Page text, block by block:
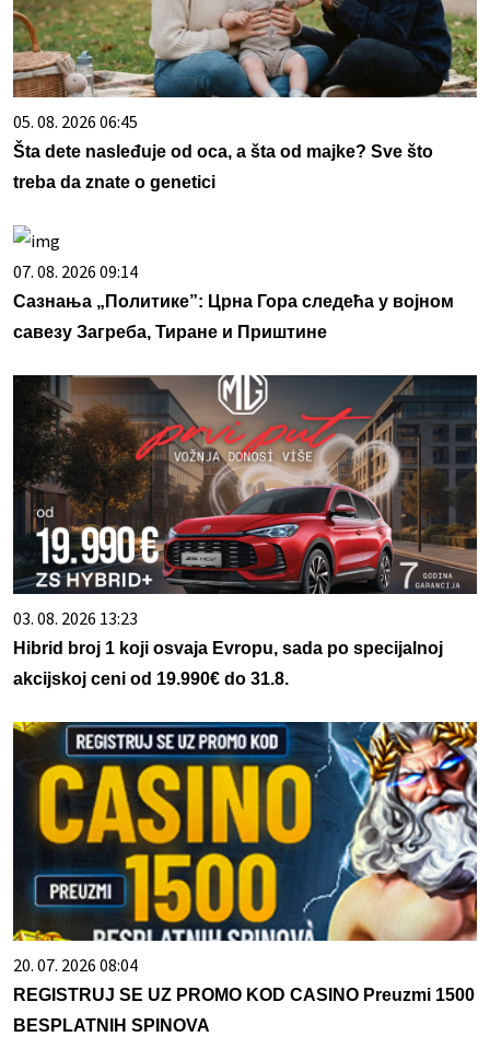
05. 08. 2026 06:45
Šta dete nasleđuje od oca, a šta od majke? Sve što
treba da znate o genetici
07. 08. 2026 09:14
Сазнања „Политике”: Црна Гора следећа у војном
савезу Загреба, Тиране и Приштине
03. 08. 2026 13:23
Hibrid broj 1 koji osvaja Evropu, sada po specijalnoj
akcijskoj ceni od 19.990€ do 31.8.
20. 07. 2026 08:04
REGISTRUJ SE UZ PROMO KOD CASINO Preuzmi 1500
BESPLATNIH SPINOVA